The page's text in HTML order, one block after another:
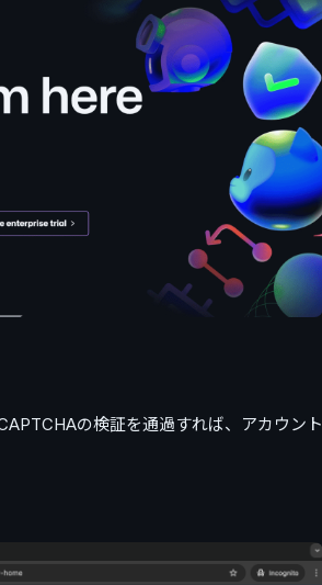
の検証を通過すれば、アカウント